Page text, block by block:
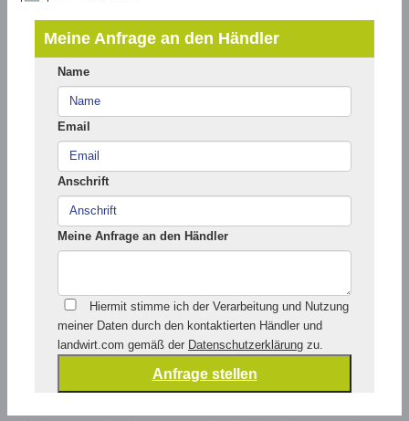
Meine Anfrage an den Händler
Name
Email
Anschrift
Meine Anfrage an den Händler
Hiermit stimme ich der Verarbeitung und Nutzung
meiner Daten durch den kontaktierten Händler und
landwirt.com gemäß der Datenschutzerklärung zu.